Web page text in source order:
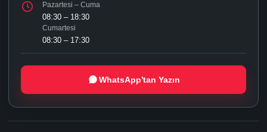
Pazartesi – Cuma
08:30 – 18:30
Cumartesi
08:30 – 17:30
WhatsApp’tan Yazın